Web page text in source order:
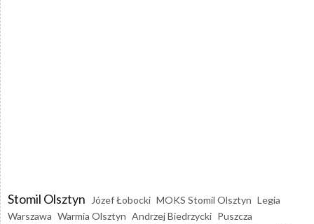
Stomil Olsztyn Józef Łobocki MOKS Stomil Olsztyn Legia
Warszawa Warmia Olsztyn Andrzej Biedrzycki Puszcza